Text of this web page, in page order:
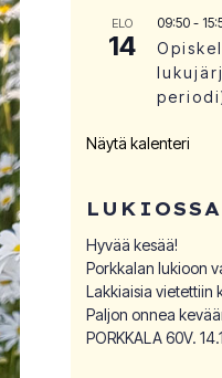
ELO
14
09:50 -
Näytä kalenteri
Hyvää kesää!
Porkkalan lukioon
Lakkiaisia vietettiin
Paljon onnea
PORKKALA 60V.